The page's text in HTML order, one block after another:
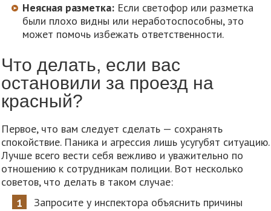
Неясная разметка: Если светофор или разметка
были плохо видны или неработоспособны, это
может помочь избежать ответственности.
Что делать, если вас
остановили за проезд на
красный?
Первое, что вам следует сделать — сохранять
спокойствие. Паника и агрессия лишь усугубят ситуацию.
Лучше всего вести себя вежливо и уважительно по
отношению к сотрудникам полиции. Вот несколько
советов, что делать в таком случае:
Запросите у инспектора объяснить причины